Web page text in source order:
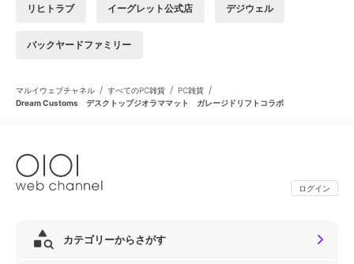
リヒトラブ イーグレット公式店 デジウェル
バックヤードファミリー
マルイウェブチャネル / すべてのPC雑貨 / PC雑貨 /
Dream Customs デスクトップジオラママット ガレージドリフトコラボ
ログイン
カテゴリーからさがす